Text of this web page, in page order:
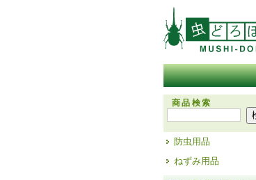
商品検索
防虫用品
ねずみ用品